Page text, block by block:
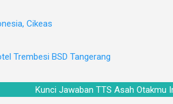
Cikeas
Trembesi BSD Tangerang
Kunci Jawaban TTS Asah